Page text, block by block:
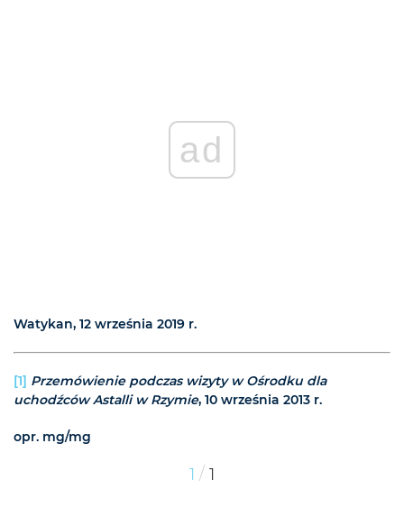
ad
Watykan, 12 września 2019 r.
[1] Przemówienie podczas wizyty w Ośrodku dla
uchodźców Astalli w Rzymie, 10 września 2013 r.
opr. mg/mg
1 / 1